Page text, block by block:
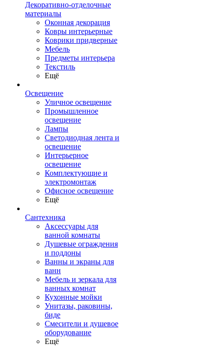
Декоративно-отделочные
материалы
Оконная декорация
Ковры интерьерные
Коврики придверные
Мебель
Предметы интерьера
Текстиль
Ещё
Освещение
Уличное освещение
Промышленное
освещение
Лампы
Светодиодная лента и
освещение
Интерьерное
освещение
Комплектующие и
электромонтаж
Офисное освещение
Ещё
Сантехника
Аксессуары для
ванной комнаты
Душевые ограждения
и поддоны
Ванны и экраны для
ванн
Мебель и зеркала для
ванных комнат
Кухонные мойки
Унитазы, раковины,
биде
Смесители и душевое
оборудование
Ещё